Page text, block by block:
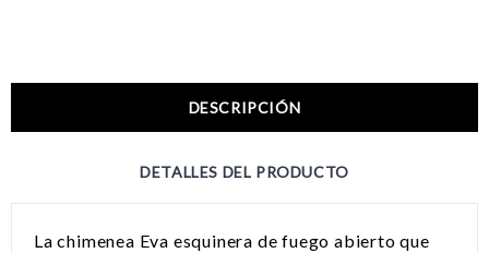
DESCRIPCIÓN
DETALLES DEL PRODUCTO
La chimenea Eva esquinera de fuego abierto que